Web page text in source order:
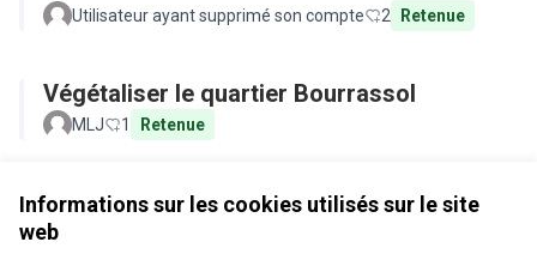
Informations sur les cookies utilisés sur le site
web
Utilisateur ayant supprimé son compte 2 Retenue
Végétaliser le quartier Bourrassol
MLJ 1 Retenue